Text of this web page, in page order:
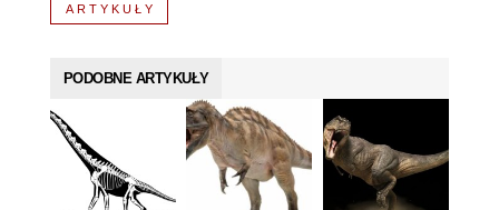
ARTYKUŁY
PODOBNE ARTYKUŁY